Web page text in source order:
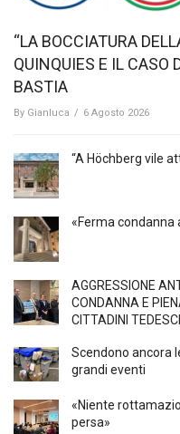
“LA BOCCIATURA
QUINQUIES E IL CASO
BASTIA
By Gianluca / 6 Agosto 2026
“A Höchberg vile
«Ferma condanna
AGGRESSIONE
CONDANNA E
CITTADINI
Scendono ancora
grandi eventi
«Niente
persa»